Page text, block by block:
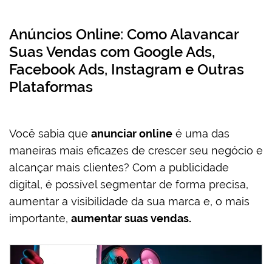
Anúncios Online: Como Alavancar
Suas Vendas com Google Ads,
Facebook Ads, Instagram e Outras
Plataformas
Você sabia que anunciar online é uma das
maneiras mais eficazes de crescer seu negócio e
alcançar mais clientes? Com a publicidade
digital, é possível segmentar de forma precisa,
aumentar a visibilidade da sua marca e, o mais
importante, aumentar suas vendas.